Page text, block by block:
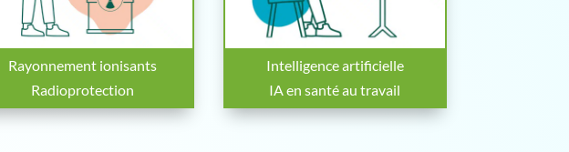
Rayonnement ionisants
Radioprotection
Intelligence artificielle
IA en santé au travail